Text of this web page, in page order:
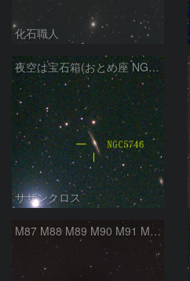
化石職人
夜空は宝石箱(おとめ座 NGC5746) Seestar50
サザンクロス
M87 M88 M89 M90 M91 M100 マルカリアンの銀河鎖 おとめ座 かみのけ座